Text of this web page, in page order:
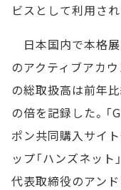
ビスとして利用され
日本国内で本格
のアクティブアカ
の総取扱高は前年
の倍を記録した。「
ポン共同購入サイ
ップ「ハンズネット
代表取締役のアンド